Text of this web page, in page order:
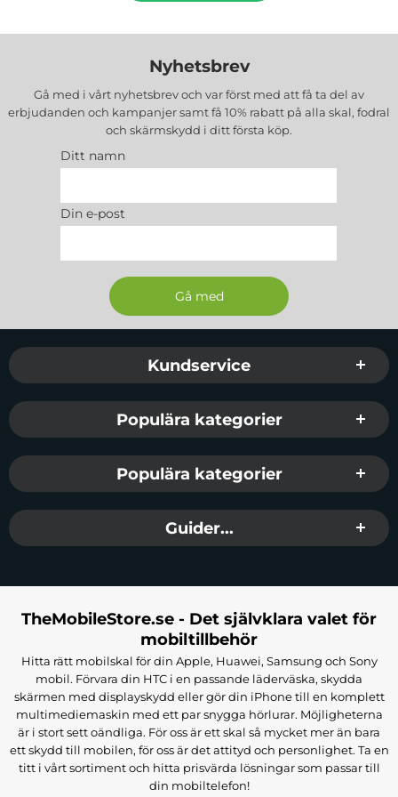
Nyhetsbrev
Gå med i vårt nyhetsbrev och var först med att få ta del av
erbjudanden och kampanjer samt få 10% rabatt på alla skal, fodral
och skärmskydd i ditt första köp.
Ditt namn
Din e-post
Sidfot Blandad info och länkar
Kundservice
Populära kategorier
Populära kategorier
Guider...
TheMobileStore.se - Det självklara valet för
mobiltillbehör
Hitta rätt mobilskal för din Apple, Huawei, Samsung och Sony
mobil. Förvara din HTC i en passande läderväska, skydda
skärmen med displayskydd eller gör din iPhone till en komplett
multimediemaskin med ett par snygga hörlurar. Möjligheterna
är i stort sett oändliga. För oss är ett skal så mycket mer än bara
ett skydd till mobilen, för oss är det attityd och personlighet. Ta en
titt i vårt sortiment och hitta prisvärda lösningar som passar till
din mobiltelefon!